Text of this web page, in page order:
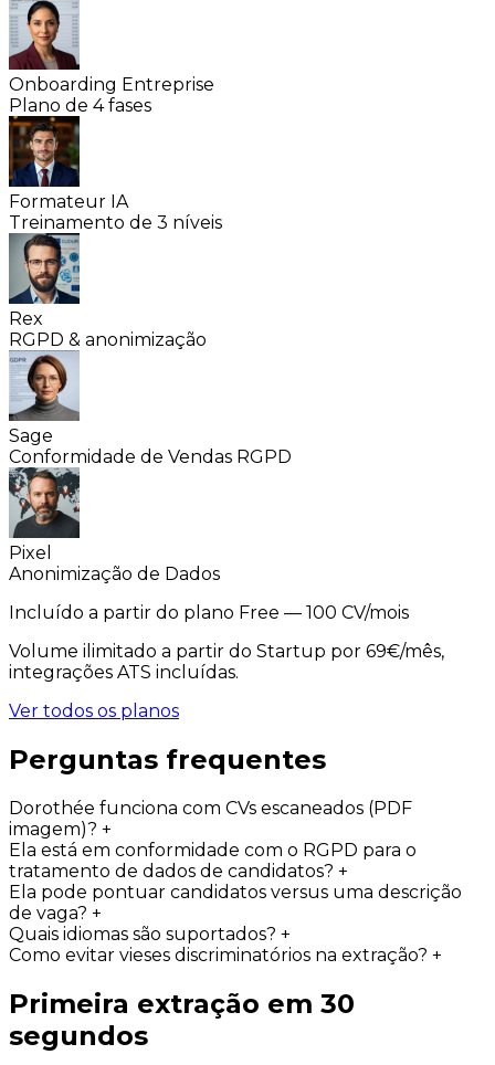
Onboarding Entreprise
Plano de 4 fases
Formateur IA
Treinamento de 3 níveis
Rex
RGPD & anonimização
Sage
Conformidade de Vendas RGPD
Pixel
Anonimização de Dados
Incluído a partir do plano Free — 100 CV/mois
Volume ilimitado a partir do Startup por 69€/mês,
integrações ATS incluídas.
Ver todos os planos
Perguntas frequentes
Dorothée funciona com CVs escaneados (PDF
imagem)? +
Ela está em conformidade com o RGPD para o
tratamento de dados de candidatos? +
Ela pode pontuar candidatos versus uma descrição
de vaga? +
Quais idiomas são suportados? +
Como evitar vieses discriminatórios na extração? +
Primeira extração em 30
segundos